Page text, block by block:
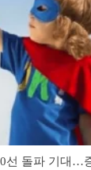
선 돌파 기대…